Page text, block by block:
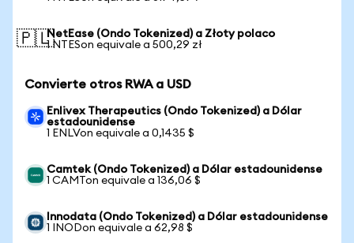
🇵🇱NetEase (Ondo Tokenized) a Złoty polaco
1 NTESon equivale a 500,29 zł
Convierte otros RWA a USD
Enlivex Therapeutics (Ondo Tokenized) a Dólar
estadounidense
1 ENLVon equivale a 0,1435 $
Camtek (Ondo Tokenized) a Dólar estadounidense
1 CAMTon equivale a 136,06 $
Innodata (Ondo Tokenized) a Dólar estadounidense
1 INODon equivale a 62,98 $